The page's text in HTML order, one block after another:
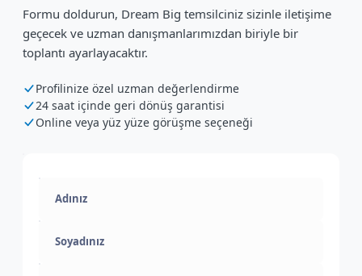
Formu doldurun, Dream Big temsilciniz sizinle iletişime
geçecek ve uzman danışmanlarımızdan biriyle bir
toplantı ayarlayacaktır.
Profilinize özel uzman değerlendirme
24 saat içinde geri dönüş garantisi
Online veya yüz yüze görüşme seçeneği